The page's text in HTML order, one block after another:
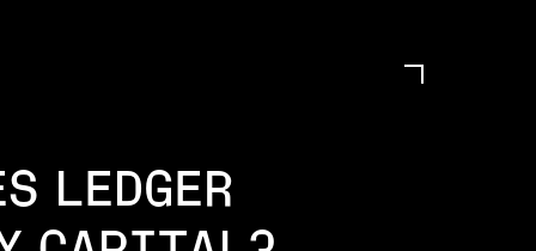
LEDGER